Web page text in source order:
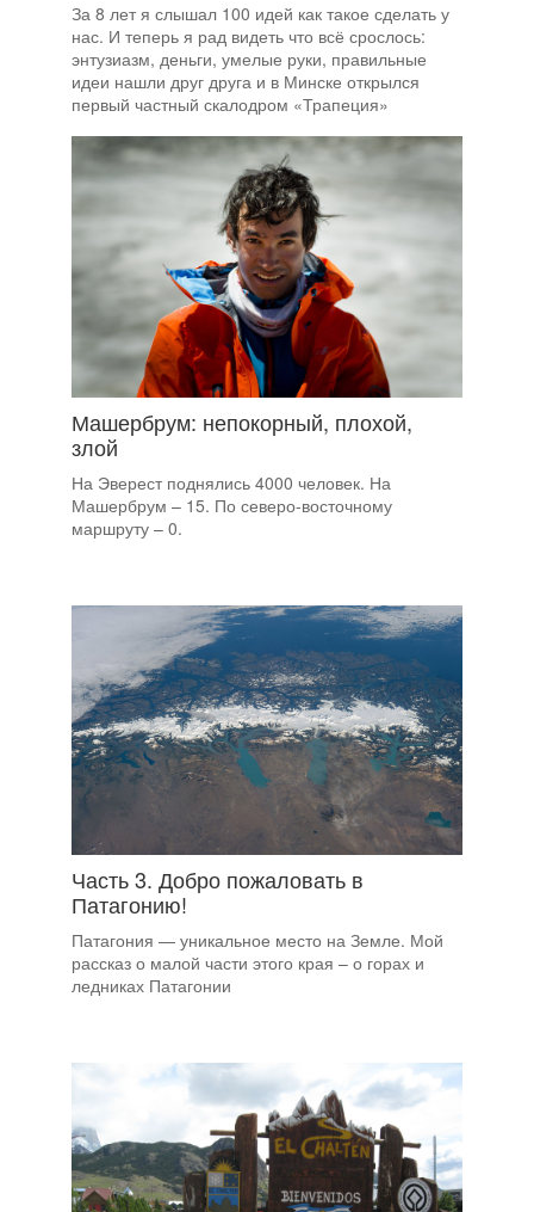
За 8 лет я слышал 100 идей как такое сделать у
нас. И теперь я рад видеть что всё срослось:
энтузиазм, деньги, умелые руки, правильные
идеи нашли друг друга и в Минске открылся
первый частный скалодром «Трапеция»
Машербрум: непокорный, плохой,
злой
На Эверест поднялись 4000 человек. На
Машербрум – 15. По северо-восточному
маршруту – 0.
Часть 3. Добро пожаловать в
Патагонию!
Патагония — уникальное место на Земле. Мой
рассказ о малой части этого края – о горах и
ледниках Патагонии